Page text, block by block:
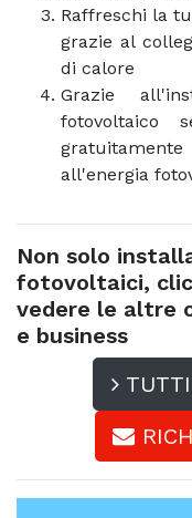
Raffreschi la
grazie al
di calore
Grazie
fotovoltaico
all'energia
Non solo
fotovoltaici,
vedere le altre
e business